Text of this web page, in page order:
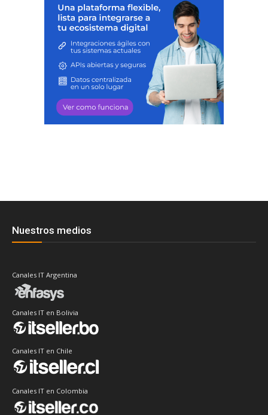
Nuestros medios
Canales IT Argentina
Canales IT en Bolivia
Canales IT en Chile
Canales IT en Colombia